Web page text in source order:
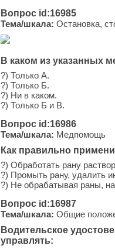
Вопрос id:16985
Тема/шкала: Остановка,
В каком из указанных
?) Только А.
?) Только Б.
?) Ни в каком.
?) Только Б и В.
Вопрос id:16986
Тема/шкала: Медпомощь
Как правильно
?) Обработать рану
?) Промыть рану, удалить
?) Не обрабатывая раны,
Вопрос id:16987
Тема/шкала: Общие
Водительское
управлять: